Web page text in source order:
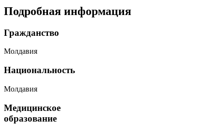
Подробная информация
Гражданство
Молдавия
Национальность
Молдавия
Медицинское
образование